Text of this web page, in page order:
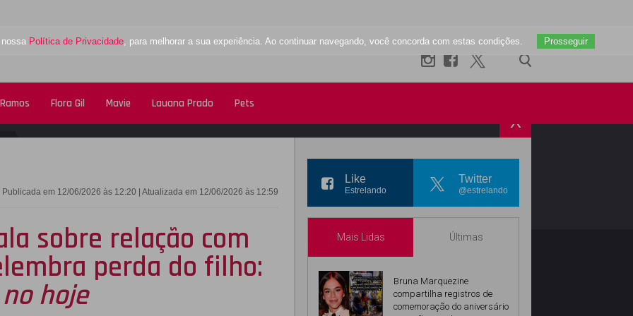
Política de Privacidade, para melhorar a sua experiência. Ao continuar navegando, você concorda com estas condições. Prosseguir
Flora Gil Mavie Lauana Prado Pets
X
Publicada em 12/06/2026 às 12:20 | Atualizada em 12/06/2026 às 12:59
sobre relação com
perda do filho:
hoje
Like
Estrelando
Twitter
@estrelando
Mais Lidas Últimas
Bruna Marquezine
compartilha registros de
comemoração do aniversário
INSTAGRAM